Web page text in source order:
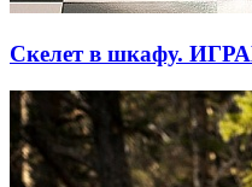
Скелет в шкафу.